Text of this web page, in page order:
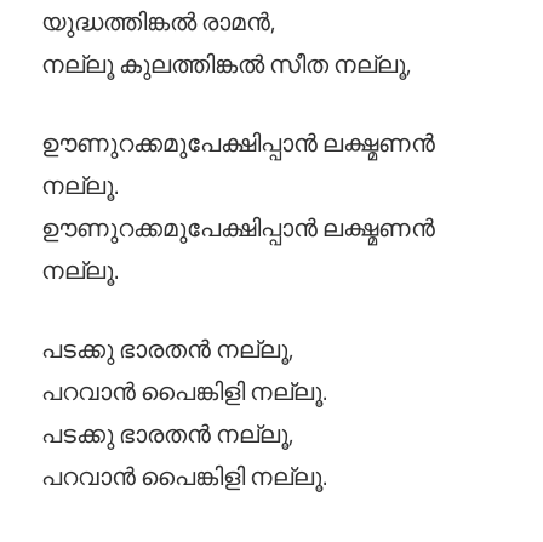
യുദ്ധത്തിങ്കൽ രാമൻ,
നല്ലൂ കുലത്തിങ്കൽ സീത നല്ലൂ,
ഊണുറക്കമുപേക്ഷിപ്പാൻ ലക്ഷ്മണൻ
നല്ലൂ.
ഊണുറക്കമുപേക്ഷിപ്പാൻ ലക്ഷ്മണൻ
നല്ലൂ.
പടക്കു ഭാരതൻ നല്ലൂ,
പറവാൻ പൈങ്കിളി നല്ലൂ.
പടക്കു ഭാരതൻ നല്ലൂ,
പറവാൻ പൈങ്കിളി നല്ലൂ.